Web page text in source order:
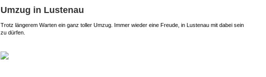
Umzug in Lustenau
Trotz längerem Warten ein ganz toller Umzug. Immer wieder eine Freude, in Lustenau mit dabei sein
zu dürfen.